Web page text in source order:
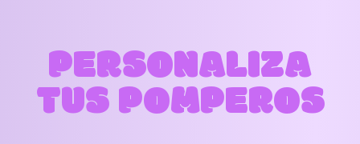
PERSONALIZA
TUSPOMPEROS